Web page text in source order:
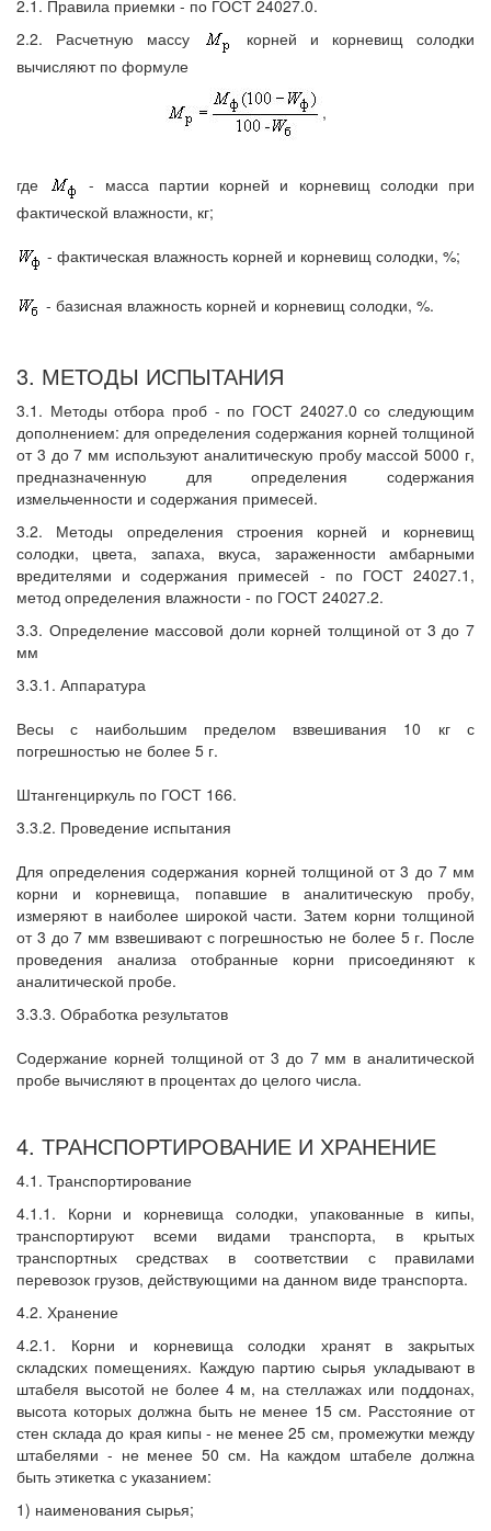
2.1. Правила приемки - по ГОСТ 24027.0.
2.2. Расчетную массу
корней и корневищ солодки
вычисляют по формуле
,
где
- масса партии корней и корневищ солодки при
фактической влажности, кг;
- фактическая влажность корней и корневищ солодки, %;
- базисная влажность корней и корневищ солодки, %.
3. МЕТОДЫ ИСПЫТАНИЯ
3.1. Методы отбора проб - по ГОСТ 24027.0 со следующим
дополнением: для определения содержания корней толщиной
от 3 до 7 мм используют аналитическую пробу массой 5000 г,
предназначенную для определения содержания
измельченности и содержания примесей.
3.2. Методы определения строения корней и корневищ
солодки, цвета, запаха, вкуса, зараженности амбарными
вредителями и содержания примесей - по ГОСТ 24027.1,
метод определения влажности - по ГОСТ 24027.2.
3.3. Определение массовой доли корней толщиной от 3 до 7
мм
3.3.1. Аппаратура
Весы с наибольшим пределом взвешивания 10 кг с
погрешностью не более 5 г.
Штангенциркуль по ГОСТ 166.
3.3.2. Проведение испытания
Для определения содержания корней толщиной от 3 до 7 мм
корни и корневища, попавшие в аналитическую пробу,
измеряют в наиболее широкой части. Затем корни толщиной
от 3 до 7 мм взвешивают с погрешностью не более 5 г. После
проведения анализа отобранные корни присоединяют к
аналитической пробе.
3.3.3. Обработка результатов
Содержание корней толщиной от 3 до 7 мм в аналитической
пробе вычисляют в процентах до целого числа.
4. ТРАНСПОРТИРОВАНИЕ И ХРАНЕНИЕ
4.1. Транспортирование
4.1.1. Корни и корневища солодки, упакованные в кипы,
транспортируют всеми видами транспорта, в крытых
транспортных средствах в соответствии с правилами
перевозок грузов, действующими на данном виде транспорта.
4.2. Хранение
4.2.1. Корни и корневища солодки хранят в закрытых
складских помещениях. Каждую партию сырья укладывают в
штабеля высотой не более 4 м, на стеллажах или поддонах,
высота которых должна быть не менее 15 см. Расстояние от
стен склада до края кипы - не менее 25 см, промежутки между
штабелями - не менее 50 см. На каждом штабеле должна
быть этикетка с указанием:
1) наименования сырья;